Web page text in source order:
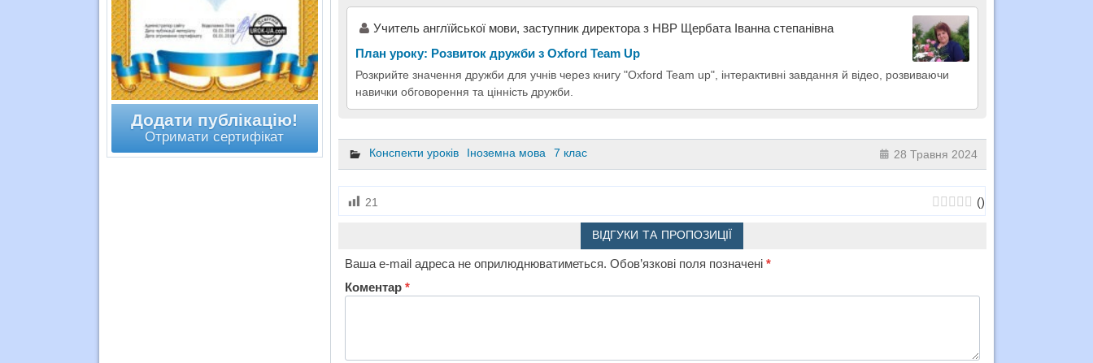
Учитель англїйської мови, заступник директора з НВР Щербата Іванна степанівна
План уроку: Розвиток дружби з Oxford Team Up
Розкрийте значення дружби для учнів через книгу "Oxford Team up", інтерактивні завдання й відео, розвиваючи
навички обговорення та цінність дружби.
Конспекти уроків Іноземна мова 7 клас 28 Травня 2024
21 ()
ВІДГУКИ ТА ПРОПОЗИЦІЇ
Ваша e-mail адреса не оприлюднюватиметься. Обов’язкові поля позначені *
Коментар *
Додати публікацію!
Отримати сертифікат